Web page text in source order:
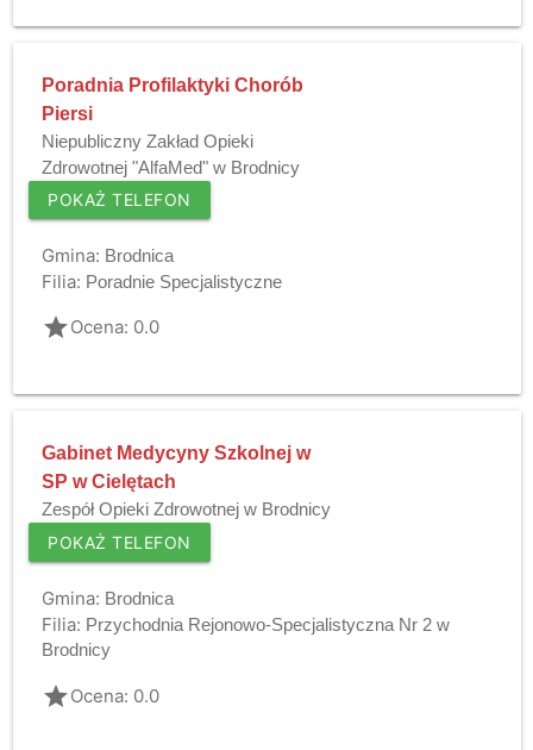
Poradnia Profilaktyki Chorób
Piersi
Niepubliczny Zakład Opieki
Zdrowotnej "AlfaMed" w Brodnicy
POKAŻ TELEFON
Gmina: Brodnica
Filia: Poradnie Specjalistyczne
gradeOcena: 0.0
Gabinet Medycyny Szkolnej w
SP w Cielętach
Zespół Opieki Zdrowotnej w Brodnicy
POKAŻ TELEFON
Gmina: Brodnica
Filia: Przychodnia Rejonowo-Specjalistyczna Nr 2 w
Brodnicy
gradeOcena: 0.0